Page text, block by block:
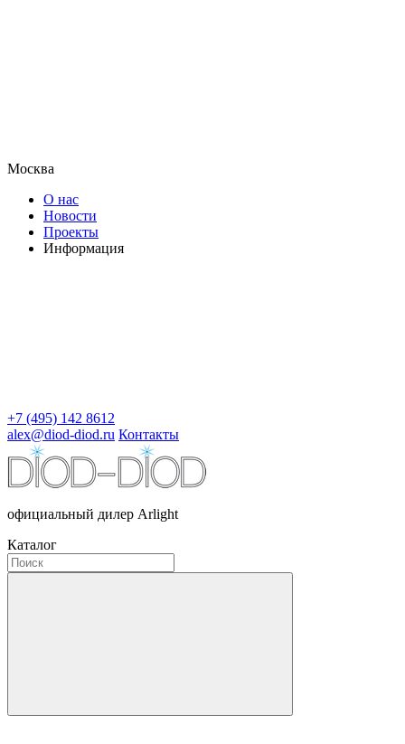
Москва
О нас
Новости
Проекты
Информация
+7 (495) 142 8612
alex@diod-diod.ru Контакты
официальный дилер Arlight
Каталог